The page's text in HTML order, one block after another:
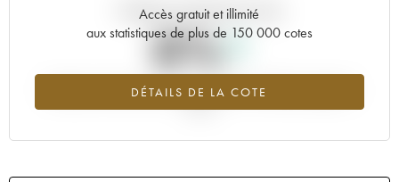
Accès gratuit et illimité
aux statistiques de plus de 150 000 cotes
DÉTAILS DE LA COTE
Tendance actuelle de la cote
0%
Tendance à la hausse du millésime 2015 en 2026 par rapport à